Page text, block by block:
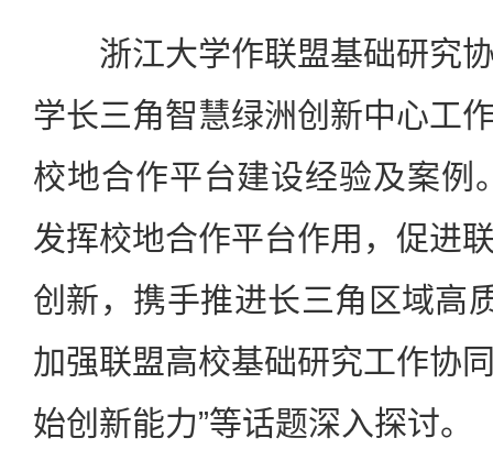
浙江大学作联盟基础研究协
学长三角智慧绿洲创新中心工
校地合作平台建设经验及案例
发挥校地合作平台作用，促进
创新，携手推进长三角区域高
加强联盟高校基础研究工作协
始创新能力”等话题深入探讨。